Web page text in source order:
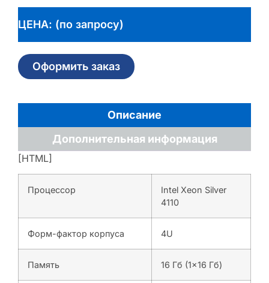
ЦЕНА: (по запросу)
Оформить заказ
Описание
Дополнительная информация
[HTML]
Процессор
Intel Xeon Silver
4110
Форм-фактор корпуса 4U
Память 16 Гб (1×16 Гб)